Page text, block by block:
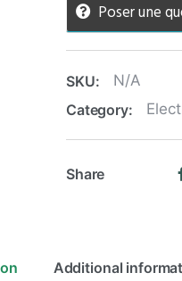
Poser une
SKU:
N/A
Category:
Share
Additional